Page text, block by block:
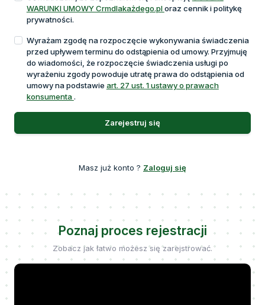
Poznaj proces rejestracji
Zobacz jak łatwo możesz się zarejstrować.
WARUNKI UMOWY Crmdlakażdego.ploraz cennik i politykę
prywatności.
Wyrażam zgodę na rozpoczęcie wykonywania świadczenia
przed upływem terminu do odstąpienia od umowy. Przyjmuję
do wiadomości, że rozpoczęcie świadczenia usługi po
wyrażeniu zgody powoduje utratę prawa do odstąpienia od
umowy na podstawie art. 27 ust. 1 ustawy o prawach
konsumenta.
Zarejestruj się
Masz już konto ? Zaloguj się